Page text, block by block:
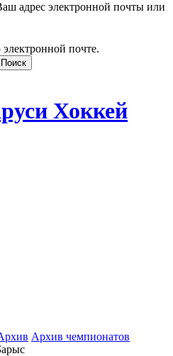
адрес электронной почты или
почте.
Хоккей
Архив чемпионатов